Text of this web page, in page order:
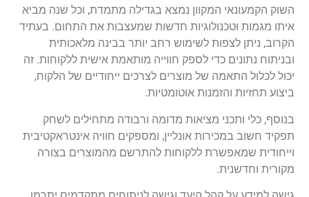
השוק הקמעונאי המקוון נמצא בגדילה מתמדת, וכל שנה מביא
איתו מגמות וטכנולוגיות חדשות שמעצבות את התחום. בעתיד
הקרוב, ניתן לצפות לשימוש רחב יותר בבינה מלאכותית
ובניתוח נתונים כדי לספק חווייה מותאמת אישית ללקוחות. זה
יכול לכלול התאמה של מוצרים לצרכים ייחודיים של הלקוח,
ביצוע תחזיות והזמנות אוטומטיות.
בנוסף, כלי ותכני מציאות מדומה ורבודה מתחילים לשחק
תפקיד חשוב במכירות אונליין, ומספקים חוויה אינטראקטיבית
וייחודית שמאפשרת ללקוחות להתרשם מהמוצרים בצורה
מקורית וחדשנית.